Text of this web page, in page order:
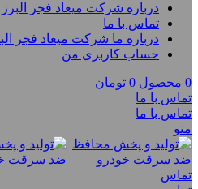
درباره شرکت میعاد فجر البرز
تماس با ما
درباره ما شرکت میعاد فجر
حساب کاربری من
0 محصول 0 تومان
تماس با ما
تماس با ما
منو
تماس